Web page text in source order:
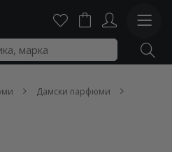
Дамски парфюми